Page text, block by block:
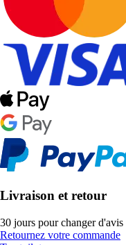
Livraison et retour
30 jours pour changer d'avis
Retournez votre commande